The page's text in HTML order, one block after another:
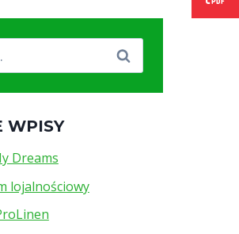
WPISY
Dreams
lojalnościowy